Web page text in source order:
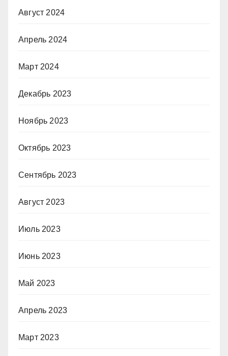
Август 2024
Апрель 2024
Март 2024
Декабрь 2023
Ноябрь 2023
Октябрь 2023
Сентябрь 2023
Август 2023
Июль 2023
Июнь 2023
Май 2023
Апрель 2023
Март 2023